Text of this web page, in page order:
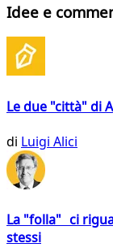
Idee e
Le due "città" di
di Luigi Alici
La "folla" ci
stessi